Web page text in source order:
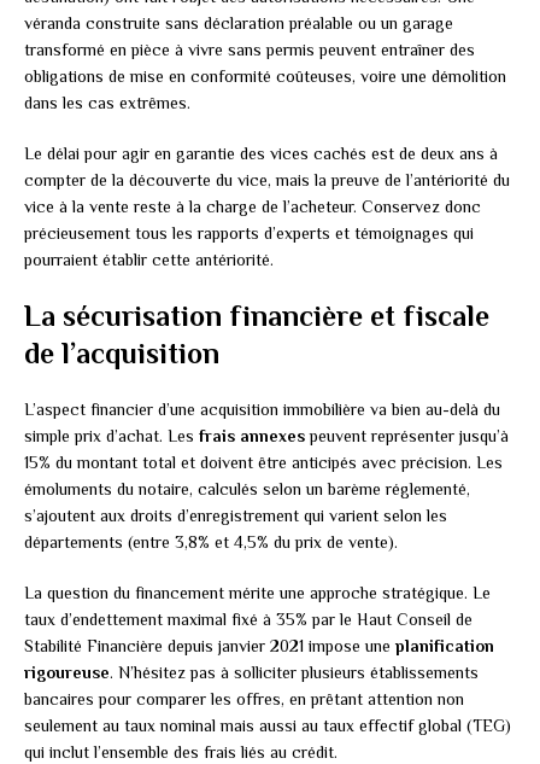
véranda construite sans déclaration préalable ou un garage
transformé en pièce à vivre sans permis peuvent entraîner des
obligations de mise en conformité coûteuses, voire une démolition
dans les cas extrêmes.
Le délai pour agir en garantie des vices cachés est de deux ans à
compter de la découverte du vice, mais la preuve de l’antériorité du
vice à la vente reste à la charge de l’acheteur. Conservez donc
précieusement tous les rapports d’experts et témoignages qui
pourraient établir cette antériorité.
La sécurisation financière et fiscale
de l’acquisition
L’aspect financier d’une acquisition immobilière va bien au-delà du
simple prix d’achat. Les frais annexespeuvent représenter jusqu’à
15% du montant total et doivent être anticipés avec précision. Les
émoluments du notaire, calculés selon un barème réglementé,
s’ajoutent aux droits d’enregistrement qui varient selon les
départements (entre 3,8% et 4,5% du prix de vente).
La question du financement mérite une approche stratégique. Le
taux d’endettement maximal fixé à 35% par le Haut Conseil de
Stabilité Financière depuis janvier 2021 impose une planification
rigoureuse. N’hésitez pas à solliciter plusieurs établissements
bancaires pour comparer les offres, en prêtant attention non
seulement au taux nominal mais aussi au taux effectif global (TEG)
qui inclut l’ensemble des frais liés au crédit.